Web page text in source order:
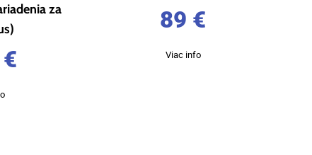
za
€
89 €
Viac info